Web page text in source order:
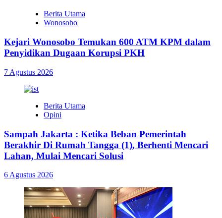
Berita Utama
Wonosobo
Kejari Wonosobo Temukan 600 ATM KPM dalam
Penyidikan Dugaan Korupsi PKH
7 Agustus 2026
Berita Utama
Opini
Sampah Jakarta : Ketika Beban Pemerintah
Berakhir Di Rumah Tangga (1), Berhenti Mencari
Lahan, Mulai Mencari Solusi
6 Agustus 2026